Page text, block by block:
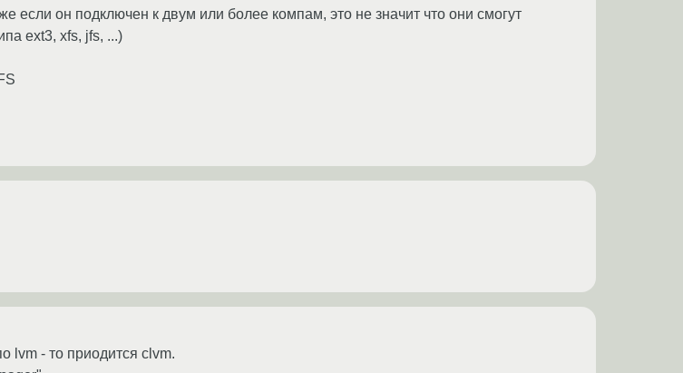
если он подключен к двум или более компам, это не значит что они смогут
ext3, xfs, jfs, ...)
lvm - то приодится clvm.